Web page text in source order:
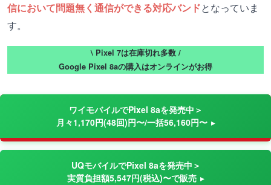
信において問題無く通信ができる対応バンドとなっていま
す。
\ Pixel 7は在庫切れ多数 /
Google Pixel 8aの購入はオンラインがお得
ワイモバイルでPixel 8aを発売中＞
月々1,170円(48回)円〜/一括56,160円〜
UQモバイルでPixel 8aを発売中＞
実質負担額5,547円(税込)〜で販売